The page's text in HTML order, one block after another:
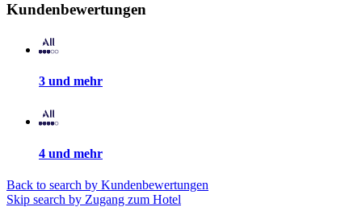
Kundenbewertungen
3 und mehr
4 und mehr
Back to search by Kundenbewertungen
Skip search by Zugang zum Hotel